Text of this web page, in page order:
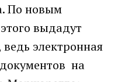
По новым
выдадут
электронная
на